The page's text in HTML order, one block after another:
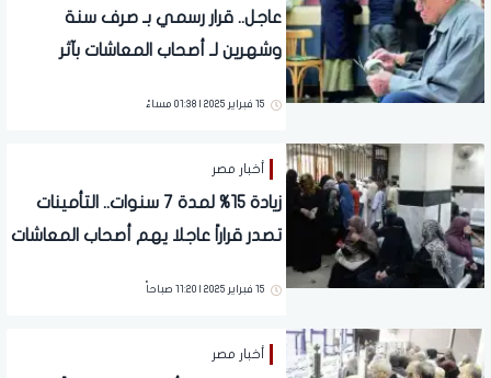
عاجل.. قرار رسمي بـ صرف سنة
وشهرين لـ أصحاب المعاشات بآثر
15 فبراير 2025 | 01:38 مساءً
أخبار مصر
زيادة 15% لمدة 7 سنوات.. التأمينات
تصدر قراراً عاجلا يهم أصحاب المعاشات
15 فبراير 2025 | 11:20 صباحاً
أخبار مصر